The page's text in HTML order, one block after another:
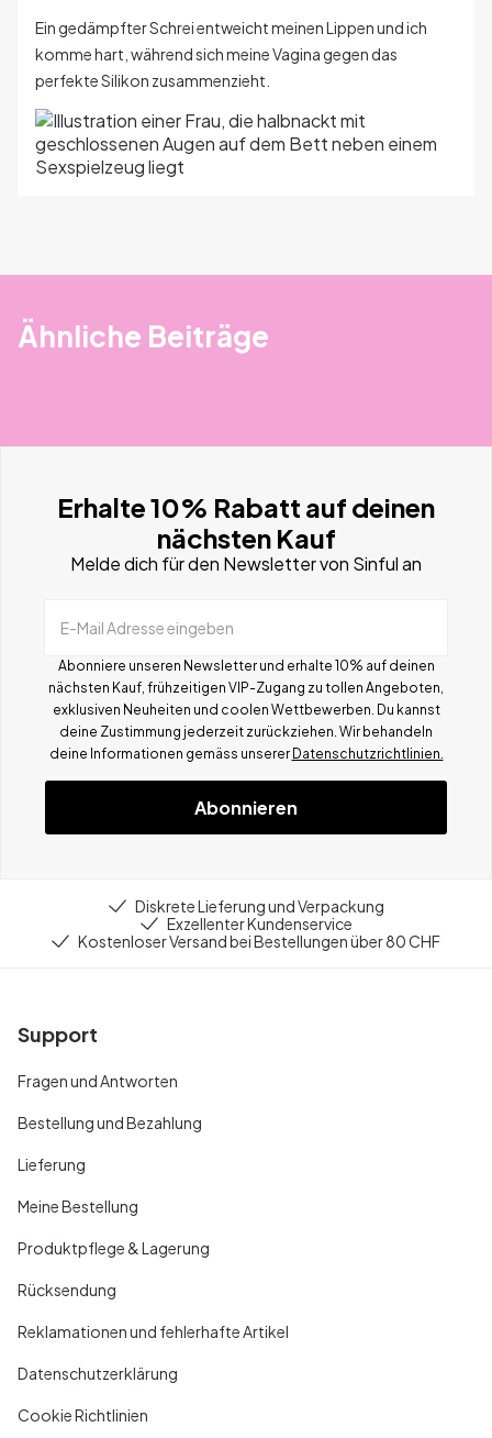
Ein gedämpfter Schrei entweicht meinen Lippen und ich
komme hart, während sich meine Vagina gegen das
perfekte Silikon zusammenzieht.
Ähnliche Beiträge
Erhalte 10% Rabatt auf deinen
nächsten Kauf
Melde dich für den Newsletter von Sinful an
E-Mail Adresse eingeben
Abonniere unseren Newsletter und erhalte 10% auf deinen
nächsten Kauf, frühzeitigen VIP-Zugang zu tollen Angeboten,
exklusiven Neuheiten und coolen Wettbewerben. Du kannst
deine Zustimmung jederzeit zurückziehen. Wir behandeln
deine Informationen gemäss unserer Datenschutzrichtlinien.
Abonnieren
Diskrete Lieferung und Verpackung
Exzellenter Kundenservice
Kostenloser Versand bei Bestellungen über 80 CHF
Support
Fragen und Antworten
Bestellung und Bezahlung
Lieferung
Meine Bestellung
Produktpflege & Lagerung
Rücksendung
Reklamationen und fehlerhafte Artikel
Datenschutzerklärung
Cookie Richtlinien